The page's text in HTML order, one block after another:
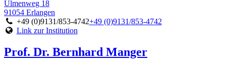
Ulmenweg 18
91054 Erlangen
+49 (0)9131/853-4742+49 (0)9131/853-4742
Link zur Institution
Prof. Dr. Bernhard Manger